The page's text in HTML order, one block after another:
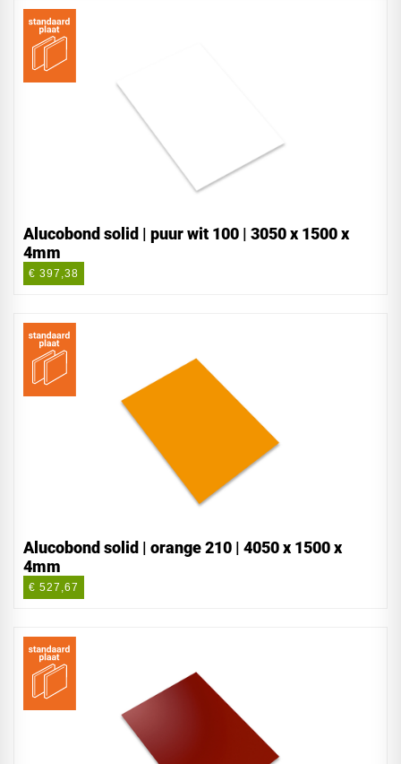
Alucobond solid | puur wit 100 | 3050 x 1500 x
4mm
€ 397,38
Alucobond solid | orange 210 | 4050 x 1500 x
4mm
€ 527,67